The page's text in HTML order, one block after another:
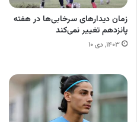
زمان دیدارهای سرخابی‌ها در هفته
پانزدهم تغییر نمی‌کند
۱۴۰۳, دی ۱۰